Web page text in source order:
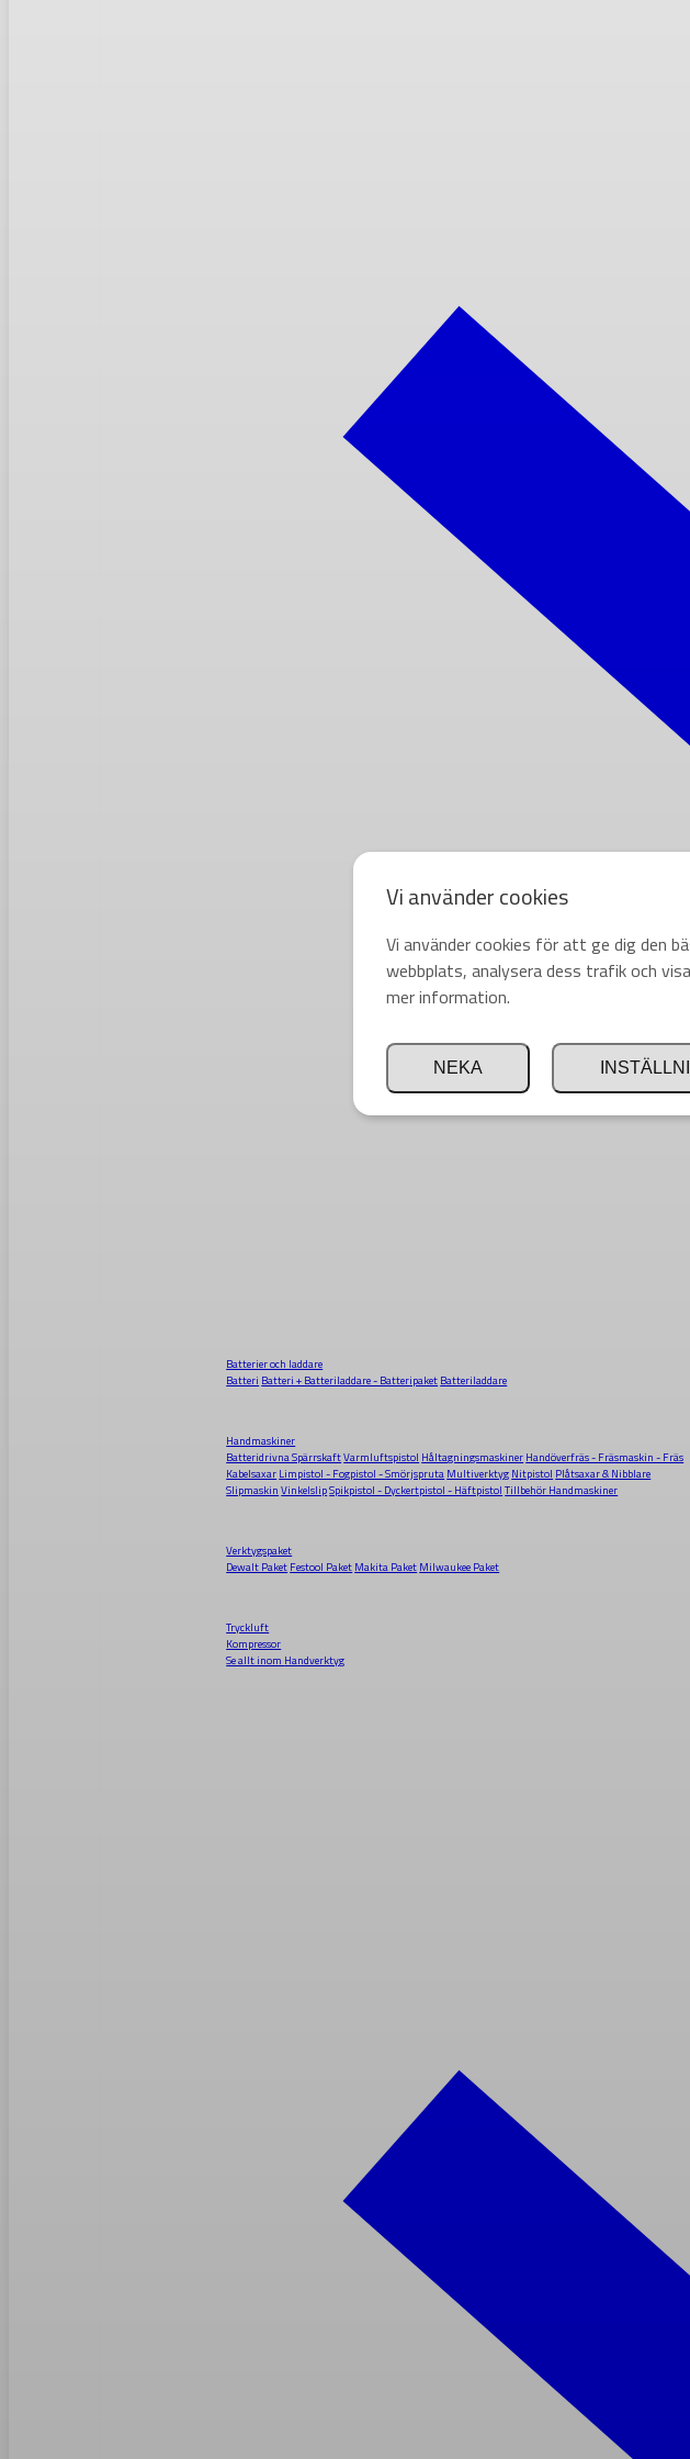
Batterier och laddare
Batteri Batteri + Batteriladdare - Batteripaket Batteriladdare
Handmaskiner
Batteridrivna SpärrskaftVarmluftspistol Håltagningsmaskiner Handöverfräs - Fräsmaskin - Fräs
Kabelsaxar Limpistol - Fogpistol - Smörjspruta Multiverktyg Nitpistol Plåtsaxar & Nibblare
Slipmaskin VinkelslipSpikpistol - Dyckertpistol - Häftpistol Tillbehör Handmaskiner
Verktygspaket
Dewalt Paket Festool Paket Makita Paket Milwaukee Paket
Tryckluft
Kompressor
Se allt inom Handverktyg
Vi använder cookies
Vi använder cookies för att ge dig den
webbplats, analysera dess trafik och
mer information.
NEKA